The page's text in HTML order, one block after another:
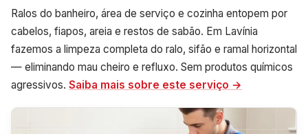
Ralos do banheiro, área de serviço e cozinha entopem por
cabelos, fiapos, areia e restos de sabão. Em Lavínia
fazemos a limpeza completa do ralo, sifão e ramal horizontal
— eliminando mau cheiro e refluxo. Sem produtos químicos
agressivos. Saiba mais sobre este serviço →